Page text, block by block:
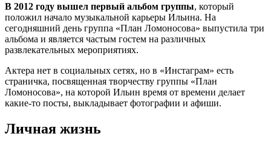
В 2012 году вышел первый альбом группы, который
положил начало музыкальной карьеры Ильина. На
сегодняшний день группа «План Ломоносова» выпустила три
альбома и является частым гостем на различных
развлекательных мероприятиях.
Актера нет в социальных сетях, но в «Инстаграм» есть
страничка, посвященная творчеству группы «План
Ломоносова», на которой Ильин время от времени делает
какие-то посты, выкладывает фотографии и афиши.
Личная жизнь